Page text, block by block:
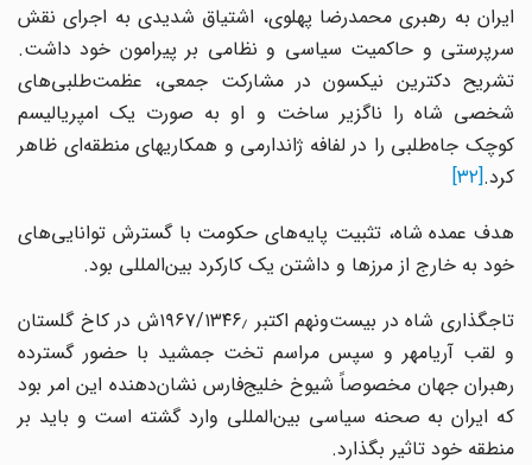
ایران به رهبری محمدرضا پهلوی، اشتیاق شدیدی به اجرای نقش
سرپرستی و حاکمیت سیاسی و نظامی بر پیرامون خود داشت.
تشریح دکترین نیکسون در مشارکت جمعی، عظمت‌طلبی‌های
شخصی شاه را ناگزیر ساخت و او به صورت یک امپریالیسم
کوچک جاه‌طلبی را در لفافه ژاندارمی و همکاریهای منطقه‌ای ظاهر
کرد.[۳۲]
هدف عمده شاه، تثبیت پایه‌های حکومت با گسترش توانایی‌های
خود به خارج از مرزها و داشتن یک کارکرد بین‌المللی بود.
تاجگذاری شاه در بیست‌ونهم اکتبر ۱۹۶۷/۱۳۴۶٫ش در کاخ گلستان
و لقب آریامهر و سپس مراسم تخت جمشید با حضور گسترده
رهبران جهان مخصوصاً شیوخ خلیج‌فارس نشان‌دهنده این امر بود
که ایران به صحنه سیاسی بین‌المللی وارد گشته است و باید بر
منطقه خود تاثیر بگذارد.